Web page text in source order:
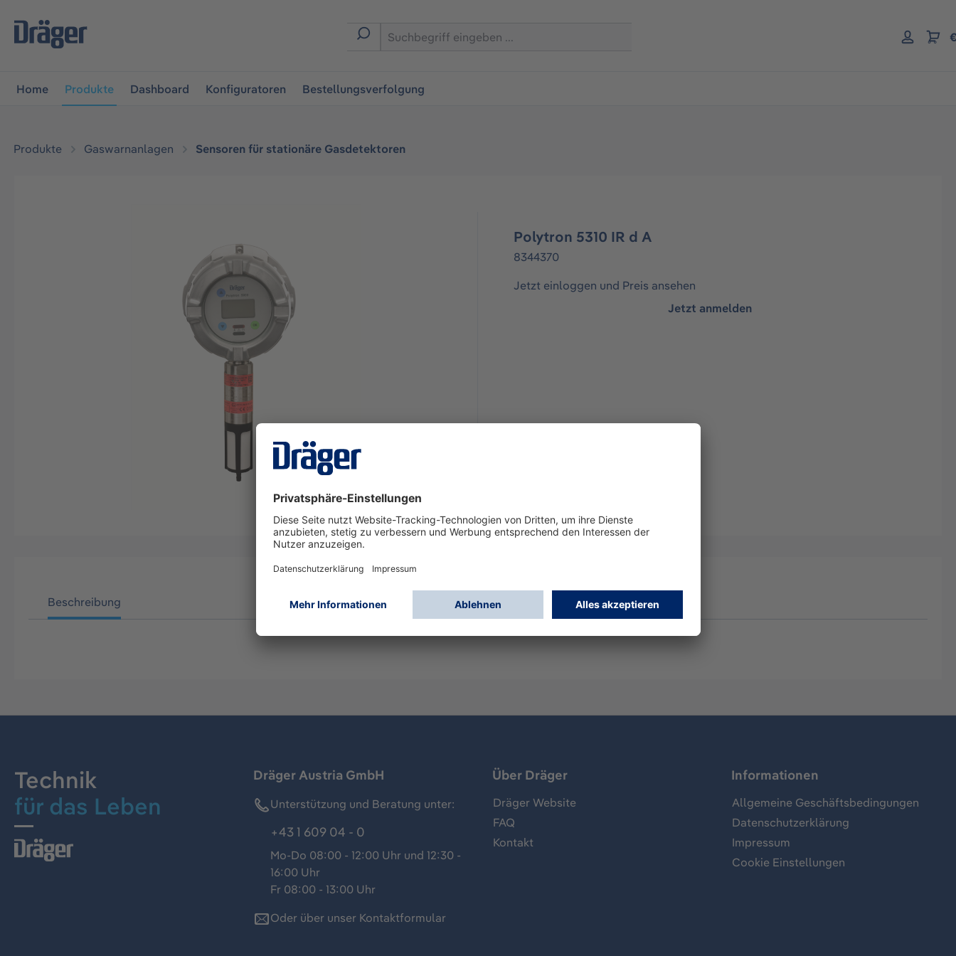
springen
Home Produkte Dashboard Konfiguratoren Bestellungsverfolgung
Produkte Gaswarnanlagen Sensoren für stationäre Gasdetektoren
Polytron 5310 IR d A
8344370
Jetzt einloggen und Preis ansehen
Jetzt anmelden
Beschreibung
Technik
für das Leben
Dräger Austria GmbH
Unterstützung und Beratung unter:
+43 1 609 04 - 0
Mo-Do 08:00 - 12:00 Uhr und 12:30 -
16:00 Uhr
Fr 08:00 - 13:00 Uhr
Oder über unser Kontaktformular
Über Dräger
Dräger Website
FAQ
Kontakt
Informationen
Allgemeine Geschäftsbedingungen
Datenschutzerklärung
Impressum
Cookie Einstellungen